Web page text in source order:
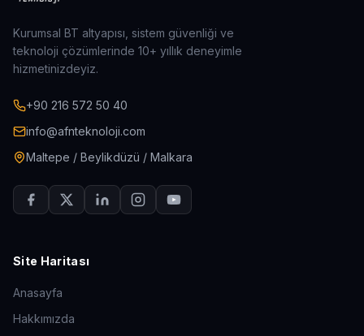
Kurumsal BT altyapısı, sistem güvenliği ve
teknoloji çözümlerinde 10+ yıllık deneyimle
hizmetinizdeyiz.
+90 216 572 50 40
info@afnteknoloji.com
Maltepe / Beylikdüzü / Malkara
Site Haritası
Anasayfa
Hakkımızda